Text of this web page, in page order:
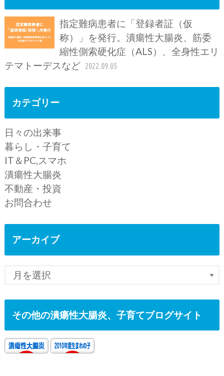
指定難病患者に「登録者証（仮
称）」を発行。潰瘍性大腸炎、筋委
縮性側索硬化症（ALS）、全身性エリ
テマトーデスなど 2022.09.05
カテゴリー
日々の出来事
暮らし・子育て
IT＆PC,スマホ
潰瘍性大腸炎
不動産・投資
お問合わせ
アーカイブ
その他の潰瘍性大腸炎、子育てブログサイト